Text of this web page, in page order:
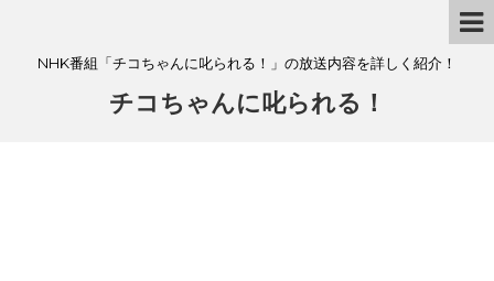
NHK番組「チコちゃんに叱られる！」の放送内容を詳しく紹介！
チコちゃんに叱られる！